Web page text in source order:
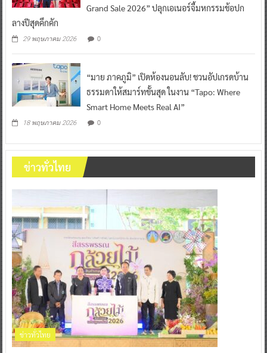
Grand Sale 2026” ปลุกเอเนอร์จี้มหกรรมช้อปก
ลางปีสุดคึกคัก
29 พฤษภาคม 2026 0
“มาย ภาคภูมิ” เปิดห้องนอนลับ! ชวนอัปเกรดบ้าน
ธรรมดาให้สมาร์ทขั้นสุด ในงาน “Tapo: Where
Smart Home Meets Real AI”
18 พฤษภาคม 2026 0
ข่าวทั่วไทย
ข่าวทั่วไทย